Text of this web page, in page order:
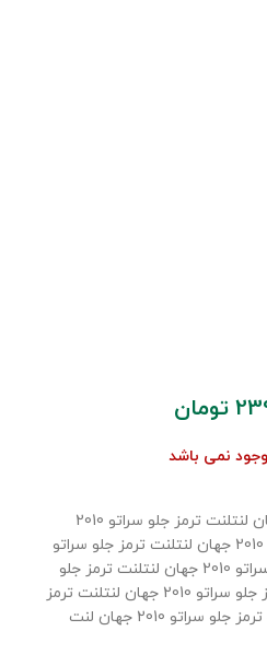
تومان
نمی باشد
لنت ترمز جلو سراتو 2010 جهان لنتلنت ترمز جلو سراتو 2010
جهان لنتلنت ترمز جلو سراتو 2010 جهان لنتلنت ترمز جلو سراتو
2010 جهان لنتلنت ترمز جلو سراتو 2010 جهان لنتلنت ترمز جلو
سراتو 2010 جهان لنتلنت ترمز جلو سراتو 2010 جهان لنتلنت ترمز